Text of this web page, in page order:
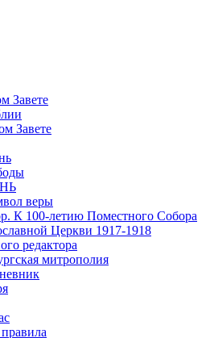
Завете
Завете
веры
К 100-летию Поместного Собора
Церкви 1917-1918
редактора
митрополия